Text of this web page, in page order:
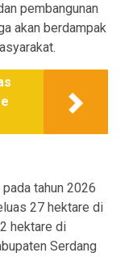
pembangunan
akan berdampak
tahun 2026
27 hektare di
hektare di
Serdang